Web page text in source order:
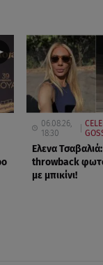
06.08.26,
18:30
Ελενα
throwback
με μπικίνι!